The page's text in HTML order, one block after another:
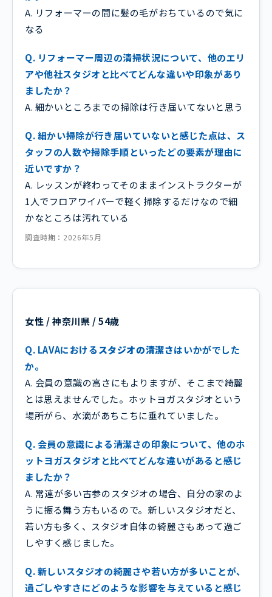
A. リフォーマーの間に髪の毛がおちているので気に
なる
Q. リフォーマー周辺の清掃状況について、他のエリ
アや他社スタジオと比べてどんな違いや印象があり
ましたか？
A. 細かいところまでの掃除は行き届いてないと思う
Q. 細かい掃除が行き届いていないと感じた点は、ス
タッフの人数や掃除手順といったどの要素が理由に
近いですか？
A. レッスンが終わってそのままインストラクターが
1人でフロアワイパーで軽く掃除するだけなので細
かなところは汚れている
調査時期：2026年5月
女性 / 神奈川県 / 54歳
Q. LAVAにおけるスタジオの清潔さはいかがでした
か。
A. 会員の意識の高さにもよりますが、そこまで綺麗
とは思えませんでした。ホットヨガスタジオという
場所がら、水滴があちこちに垂れていました。
Q. 会員の意識による清潔さの印象について、他のホ
ットヨガスタジオと比べてどんな違いがあると感じ
ましたか？
A. 常連が多い古参のスタジオの場合、自分の家のよ
うに振る舞う方もいるので。新しいスタジオだと、
若い方も多く、スタジオ自体の綺麗さもあって過ご
しやすく感じました。
Q. 新しいスタジオの綺麗さや若い方が多いことが、
過ごしやすさにどのような影響を与えていると感じ